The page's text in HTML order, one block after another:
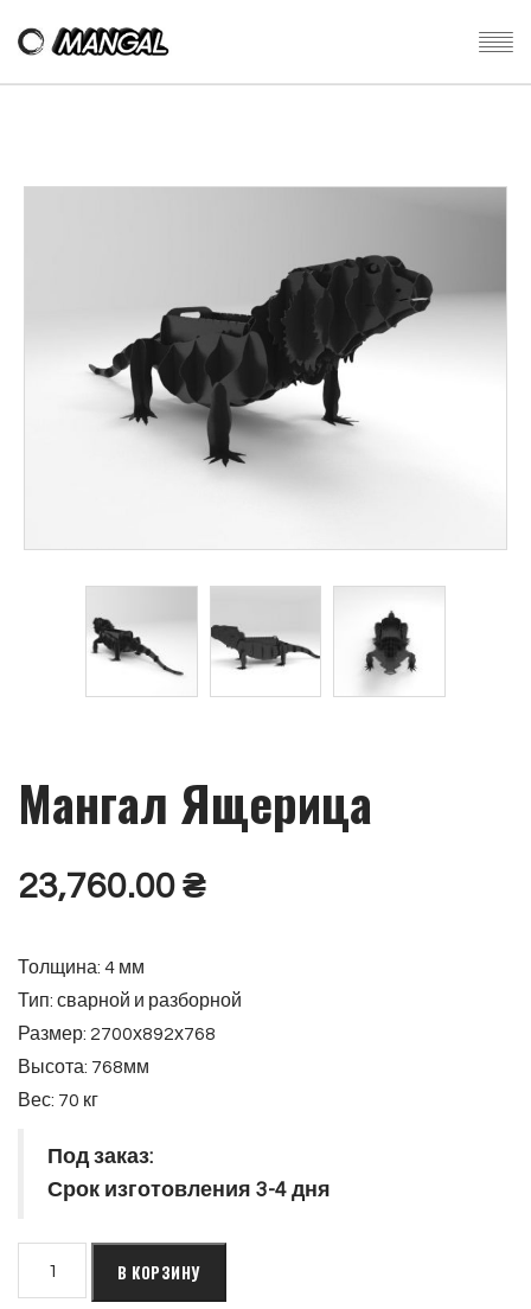
Мангал Ящерица
23,760.00₴
Толщина: 4 мм
Тип: сварной и разборной
Размер: 2700х892х768
Высота: 768мм
Вес: 70 кг
Под заказ:
Срок изготовления 3-4 дня
В КОРЗИНУ